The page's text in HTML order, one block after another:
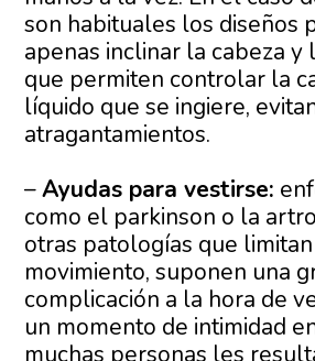
son habituales los diseños
apenas inclinar la cabeza y
que permiten controlar la
líquido que se ingiere,
atragantamientos.
–Ayudas para vestirse:
como el parkinson o la
otras patologías que
movimiento, suponen una
complicación a la hora de
un momento de intimidad
muchas personas les